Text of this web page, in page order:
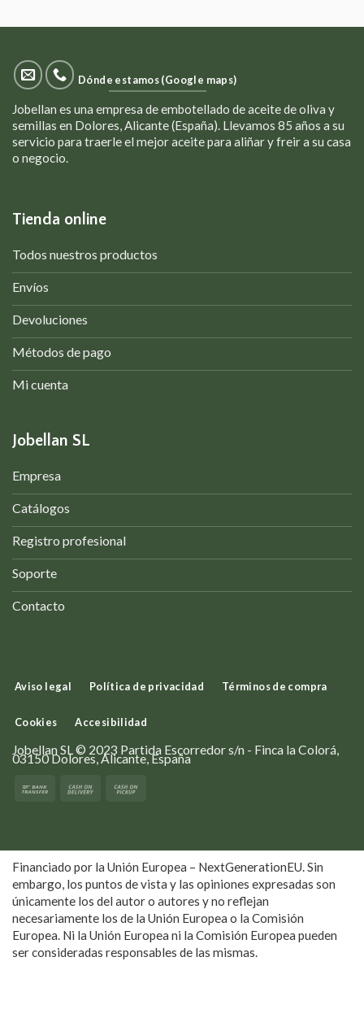
Dónde estamos (Google maps)
Jobellan es una empresa de embotellado de aceite de oliva y
semillas en Dolores, Alicante (España). Llevamos 85 años a su
servicio para traerle el mejor aceite para aliñar y freir a su casa
o negocio.
Tienda online
Todos nuestros productos
Envíos
Devoluciones
Métodos de pago
Mi cuenta
Jobellan SL
Empresa
Catálogos
Registro profesional
Soporte
Contacto
Aviso legal Política de privacidad Términos de compra
Cookies Accesibilidad
Jobellan SL © 2023 Partida Escorredor s/n - Finca la Colorá,
03150 Dolores, Alicante, España
Financiado por la Unión Europea – NextGenerationEU. Sin
embargo, los puntos de vista y las opiniones expresadas son
únicamente los del autor o autores y no reflejan
necesariamente los de la Unión Europea o la Comisión
Europea. Ni la Unión Europea ni la Comisión Europea pueden
ser consideradas responsables de las mismas.